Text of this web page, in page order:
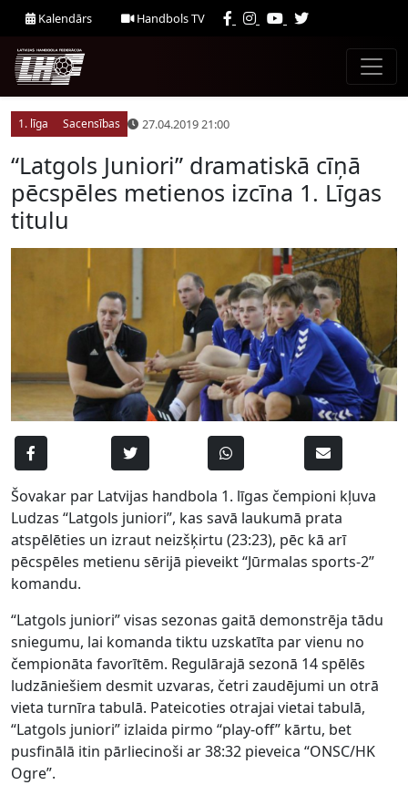
Kalendārs Handbols TV
1. līga Sacensības 27.04.2019 21:00
“Latgols Juniori” dramatiskā cīņā
pēcspēles metienos izcīna 1. Līgas
titulu
Šovakar par Latvijas handbola 1. līgas čempioni kļuva
Ludzas “Latgols juniori”, kas savā laukumā prata
atspēlēties un izraut neizšķirtu (23:23), pēc kā arī
pēcspēles metienu sērijā pieveikt “Jūrmalas sports-2”
komandu.
“Latgols juniori” visas sezonas gaitā demonstrēja tādu
sniegumu, lai komanda tiktu uzskatīta par vienu no
čempionāta favorītēm. Regulārajā sezonā 14 spēlēs
ludzāniešiem desmit uzvaras, četri zaudējumi un otrā
vieta turnīra tabulā. Pateicoties otrajai vietai tabulā,
“Latgols juniori” izlaida pirmo “play-off” kārtu, bet
pusfinālā itin pārliecinoši ar 38:32 pieveica “ONSC/HK
Ogre”.